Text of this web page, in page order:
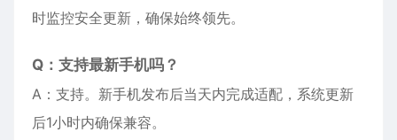
时监控安全更新，确保始终领先。
Q：支持最新手机吗？
A：支持。新手机发布后当天内完成适配，系统更新
后1小时内确保兼容。